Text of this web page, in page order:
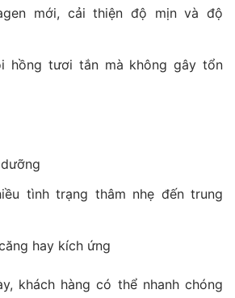
mới, cải thiện độ mịn và độ
hồng tươi tắn mà không gây tổn
tình trạng thâm nhẹ đến trung
hay kích ứng
khách hàng có thể nhanh chóng